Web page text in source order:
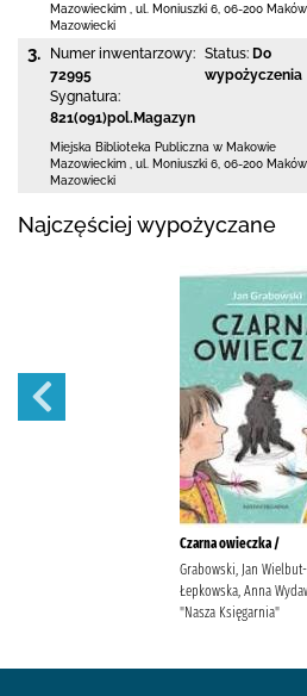
Mazowieckim
ul. Moniuszki 6 06-200 Maków
Mazowiecki
3.
Numer inwentarzowy:
72995
Sygnatura:
821(091)pol.Magazyn
Status: Do
wypożyczenia
Miejska Biblioteka Publiczna w Makowie
Mazowieckim
ul. Moniuszki 6 06-200 Maków
Mazowiecki
Najczęściej wypożyczane
Czarna owieczka /
Grabowski, Jan Wielbut-
Łepkowska, Anna
"Nasza Księgarnia"